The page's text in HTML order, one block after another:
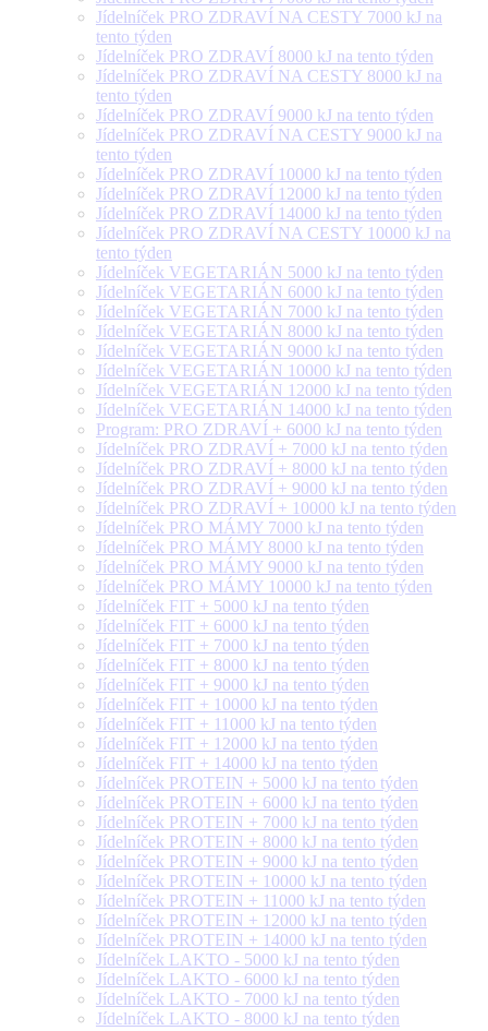
Jídelníček PRO ZDRAVÍ NA CESTY 7000 kJ na
tento týden
Jídelníček PRO ZDRAVÍ 8000 kJ na tento týden
Jídelníček PRO ZDRAVÍ NA CESTY 8000 kJ na
tento týden
Jídelníček PRO ZDRAVÍ 9000 kJ na tento týden
Jídelníček PRO ZDRAVÍ NA CESTY 9000 kJ na
tento týden
Jídelníček PRO ZDRAVÍ 10000 kJ na tento týden
Jídelníček PRO ZDRAVÍ 12000 kJ na tento týden
Jídelníček PRO ZDRAVÍ 14000 kJ na tento týden
Jídelníček PRO ZDRAVÍ NA CESTY 10000 kJ na
tento týden
Jídelníček VEGETARIÁN 5000 kJ na tento týden
Jídelníček VEGETARIÁN 6000 kJ na tento týden
Jídelníček VEGETARIÁN 7000 kJ na tento týden
Jídelníček VEGETARIÁN 8000 kJ na tento týden
Jídelníček VEGETARIÁN 9000 kJ na tento týden
Jídelníček VEGETARIÁN 10000 kJ na tento týden
Jídelníček VEGETARIÁN 12000 kJ na tento týden
Jídelníček VEGETARIÁN 14000 kJ na tento týden
Program: PRO ZDRAVÍ + 6000 kJ na tento týden
Jídelníček PRO ZDRAVÍ + 7000 kJ na tento týden
Jídelníček PRO ZDRAVÍ + 8000 kJ na tento týden
Jídelníček PRO ZDRAVÍ + 9000 kJ na tento týden
Jídelníček PRO ZDRAVÍ + 10000 kJ na tento týden
Jídelníček PRO MÁMY 7000 kJ na tento týden
Jídelníček PRO MÁMY 8000 kJ na tento týden
Jídelníček PRO MÁMY 9000 kJ na tento týden
Jídelníček PRO MÁMY 10000 kJ na tento týden
Jídelníček FIT + 5000 kJ na tento týden
Jídelníček FIT + 6000 kJ na tento týden
Jídelníček FIT + 7000 kJ na tento týden
Jídelníček FIT + 8000 kJ na tento týden
Jídelníček FIT + 9000 kJ na tento týden
Jídelníček FIT + 10000 kJ na tento týden
Jídelníček FIT + 11000 kJ na tento týden
Jídelníček FIT + 12000 kJ na tento týden
Jídelníček FIT + 14000 kJ na tento týden
Jídelníček PROTEIN + 5000 kJ na tento týden
Jídelníček PROTEIN + 6000 kJ na tento týden
Jídelníček PROTEIN + 7000 kJ na tento týden
Jídelníček PROTEIN + 8000 kJ na tento týden
Jídelníček PROTEIN + 9000 kJ na tento týden
Jídelníček PROTEIN + 10000 kJ na tento týden
Jídelníček PROTEIN + 11000 kJ na tento týden
Jídelníček PROTEIN + 12000 kJ na tento týden
Jídelníček PROTEIN + 14000 kJ na tento týden
Jídelníček LAKTO - 5000 kJ na tento týden
Jídelníček LAKTO - 6000 kJ na tento týden
Jídelníček LAKTO - 7000 kJ na tento týden
Jídelníček LAKTO - 8000 kJ na tento týden